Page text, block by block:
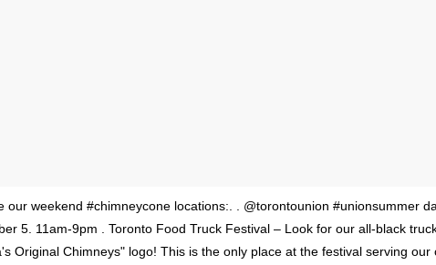
our weekend #chimneycone locations:. . @torontounion #unionsummer
5. 11am-9pm . Toronto Food Truck Festival – Look for our all-black
Original Chimneys" logo! This is the only place at the festival serving our